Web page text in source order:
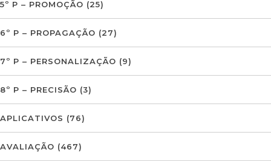
5º P – PROMOÇÃO (25)
6º P – PROPAGAÇÃO (27)
7º P – PERSONALIZAÇÃO (9)
8º P – PRECISÃO (3)
APLICATIVOS (76)
AVALIAÇÃO (467)